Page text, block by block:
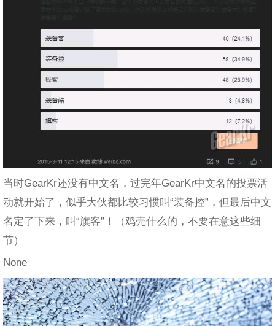
当时GearKr还没有中文名，过完年GearKr中文名的投票活
动就开始了，似乎大伙都比较习惯叫“装备控”，但最后中文
名定了下来，叫“旗客”！（鸡壳什么的，不要在意这些细
节）
None